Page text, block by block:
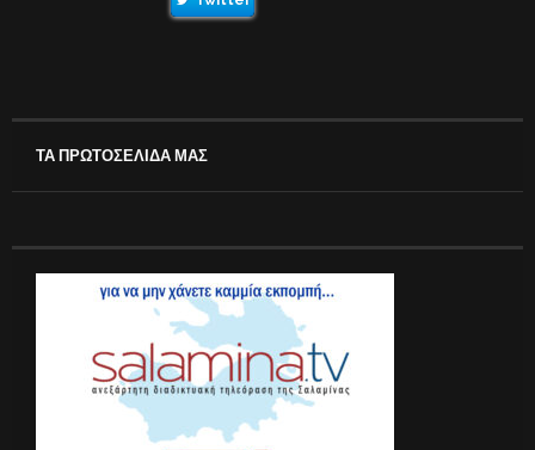
ΤΑ ΠΡΩΤΟΣΕΛΙΔΑ ΜΑΣ